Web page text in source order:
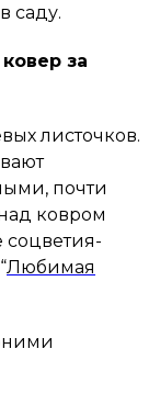
саду.
за
листочков.
почти
ковром
Любимая